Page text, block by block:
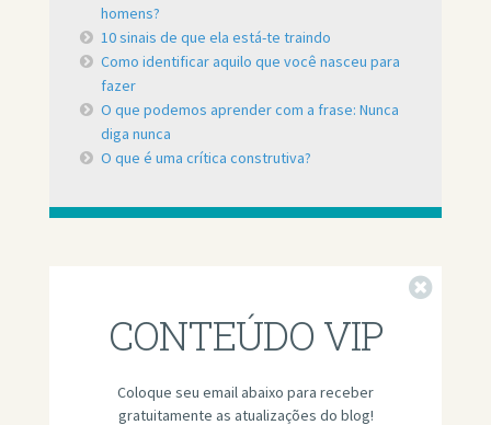
homens?
10 sinais de que ela está-te traindo
Como identificar aquilo que você nasceu para
fazer
O que podemos aprender com a frase: Nunca
diga nunca
O que é uma crítica construtiva?
CONTEÚDO VIP
Coloque seu email abaixo para receber
gratuitamente as atualizações do blog!